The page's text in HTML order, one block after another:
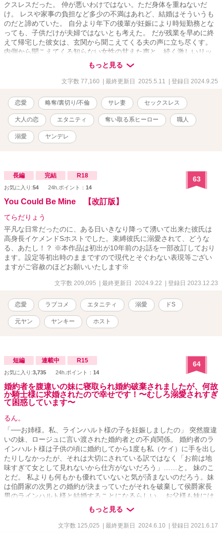
クスレスだった。 仲が悪いわけではない。ただ身体を重ねないだ
け。 レスや家事の負担など多少の不満はあれど、結婚はそういうも
のだと諦めていた。 自分より年下の後輩が妊娠により時短勤務とな
っても、子供だけが夫婦ではないとも考えた。 だが残業を早めに終
えて帰宅した彼女は、玄関から聞こえてくる夫の声に立ち尽くす。
内側から聞こえてくる知らない女性の甘えた声と、続く激しいリッ
プ音。 あんなキスを夫としたのはいつだろうか……。 夫に拒否され
裏切られた藍華は女としてのプライドも、抱いていた愛情さえも傷
つけられ泣いた。 そんな折、同僚に誘われた彼女は徳島県へと旅行
痕がある職人、蔵色蒅（くらしきすくも）。 藍染体験がきっかけで
知り合った二人は、反発し合いながらも互いの傷に触れ、惹かれ合
っていく。 薄い色ならまだ、引き返せた。 けれどもう、色は濃く深
くなってしまって…… セックスレス、実家の問題、義母との関係、
出産、仕事……現代女性を取り巻くさまざまな難題の中、誰にも心
を癒してもらえなかった女性は、ただ一人の手に堕ちる。 藍がめに
た次第。 ※この作品には挿絵が入ります。 ※要はサレ妻が心も身体
もイケメンに奪われて幸せになるお話です。（身も蓋もない） ※作
者は不倫を推奨しているわけではありません。お話のテーマに『略
奪』があるため、こういった設定となっております。 （作者個人と
だ不遇な人は報われてほしいな、とも思います。一途な女性を裏切
る奴ぁ地獄に落ちろってね！）
もっと見る
文字数 77,160 | 最終更新日 2025.5.11 | 登録日 2024.9.25
恋愛 略奪/裏切り/不倫 サレ妻 セックスレス
大人の恋 エタニティ 奪い取る系ヒーロー 職人
溺愛 ヤンデレ
長編 完結 R18
お気に入り:54 24h.ポイント： 14
63
You Could Be Mine 【改訂版】
てらだりょう
平凡な日常だったのに、ある日いきなり降って湧いて出来た彼氏は
高身長イケメンドSホストでした。束縛彼氏に溺愛されて、どうな
る、あたし！？ ※本作品は初出が10年前のお話を一部改訂しており
ます。設定等初出時のままですので現代とそぐわない表現等ござい
ますがご容赦のほどお願いいたします※
文字数 209,095 | 最終更新日 2024.9.22 | 登録日 2023.12.23
恋愛 ラブコメ エタニティ 溺愛 ドS
元ヤン ヤンキー ホスト
短編 連載中 R15
お気に入り:3,735 24h.ポイント： 14
64
婚約者を腹違いの妹に寝取られ婚約破棄されましたが、何故
か騎士様に求婚されたので幸せです！〜むしろ溺愛されすぎ
て困惑しています〜
るん。
「──お姉様。私、ラインハルト様の子を妊娠しましたの」 突然腹違
いの妹、ロージュに言い渡された婚約者との不貞関係。 婚約者のラ
インハルト様は子供の頃に婚約してから1度も私（ケイ）に手を出し
たりしなかったが、それは大切にされている訳ではなく「お前は地
味すぎて女として見れないから仕方がないだろう」……と。 妹のこ
とだ。 私よりも何もかも優れていないと気が済まないのだろう。妹
は伯爵家の次男との婚約が決まっていたがそれを破棄して侯爵家長
男のラインハルト様と結婚することになるらしい。 お父様も妹には
激甘で「今回のことは水に流してあげなさい。お前は姉なのだか
ら」とのこと。 女としてのプライドを傷つけられ、デキ婚という複
雑な形で例えモラハラ気質な相手だとしても婚約者を奪われた私は
もっと見る
文字数 125,025 | 最終更新日 2024.6.10 | 登録日 2021.6.17